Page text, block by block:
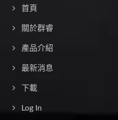
首頁
關於群睿
產品介紹
最新消息
下載
Log In